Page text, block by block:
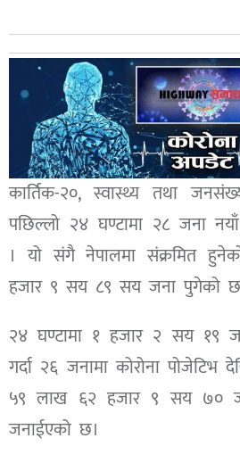
कार्तिक-२०, स्वास्थ्य तथा
पछिल्लो २४ घण्टामा २८ जना
। यो संगै नेपालमा संक्रमित
हजार ९ सय ८९ सय जना पुगेको
२४ घण्टामा १ हजार २ सय १९
गर्दा २६ जनामा कोरोना
५९ लाख ६२ हजार ९ सय ७०
जनाईएको छ।